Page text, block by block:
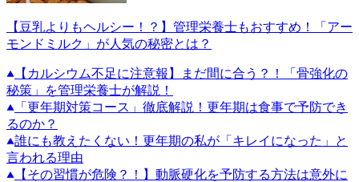
【豆乳よりもヘルシー！？】管理栄養士もおすすめ！「アー
モンドミルク」が人気の秘密とは？
【カルシウム不足に注意報】まだ間に合う？！「骨強化の
秘策」を管理栄養士が解説！
「更年期対策コース」徹底解説！更年期は食事で予防でき
るのか？
誰にも教えたくない！更年期の私が「キレイになった」と
言われる理由
【その習慣が危険？！】動脈硬化を予防する方法は意外に